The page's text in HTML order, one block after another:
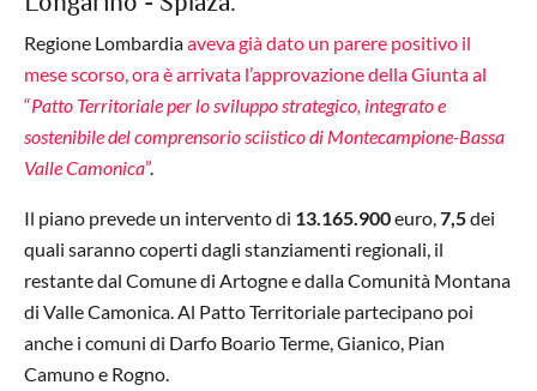
Regione Lombardiaaveva già dato un parere positivo il
mese scorso, ora è arrivata l’approvazione della Giunta al
“Patto Territoriale per lo sviluppo strategico, integrato e
sostenibile del comprensorio sciistico di Montecampione-Bassa
Valle Camonica”.
Il piano prevede un intervento di 13.165.900euro, 7,5dei
quali saranno coperti dagli stanziamenti regionali, il
restante dal Comune di Artogne e dalla Comunità Montana
di Valle Camonica. Al Patto Territoriale partecipano poi
anche i comuni di Darfo Boario Terme, Gianico, Pian
Camuno e Rogno.